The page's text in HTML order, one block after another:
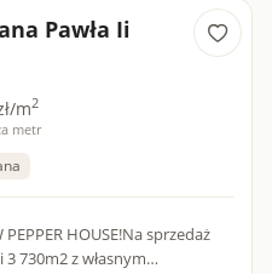
Pawła Ii
m2
metr
PEPPER HOUSE!Na sprzedaż
730m2 z własnym